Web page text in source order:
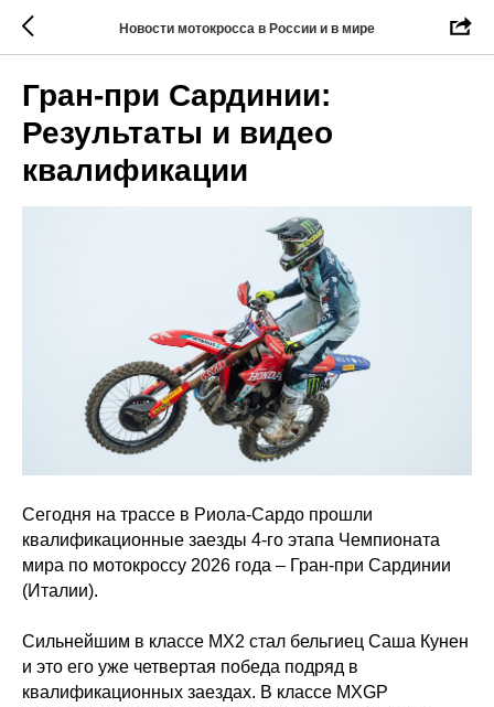
Новости мотокросса в России и в мире
Гран-при Сардинии:
Результаты и видео
квалификации
Сегодня на трассе в Риола-Сардо прошли
квалификационные заезды 4-го этапа Чемпионата
мира по мотокроссу 2026 года – Гран-при Сардинии
(Италии).
Сильнейшим в классе МХ2 стал бельгиец Саша Кунен
и это его уже четвертая победа подряд в
квалификационных заездах. В классе MXGP